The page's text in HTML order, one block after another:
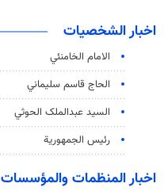
اخبار الشخصيات
الامام الخامنئي
الحاج قاسم سليماني
السید عبدالملک الحوثي
رئيس الجمهورية
اخبار المنظمات والمؤسسات